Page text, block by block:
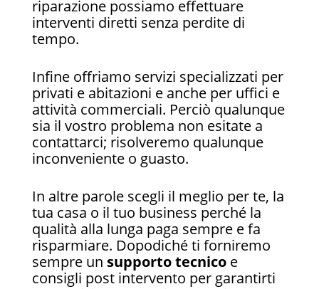
riparazione possiamo effettuare
interventi diretti senza perdite di
tempo.
Infine offriamo servizi specializzati per
privati e abitazioni e anche per uffici e
attività commerciali. Perciò qualunque
sia il vostro problema non esitate a
contattarci; risolveremo qualunque
inconveniente o guasto.
In altre parole scegli il meglio per te, la
tua casa o il tuo business perché la
qualità alla lunga paga sempre e fa
risparmiare. Dopodiché ti forniremo
sempre un supporto tecnicoe
consigli post intervento per garantirti